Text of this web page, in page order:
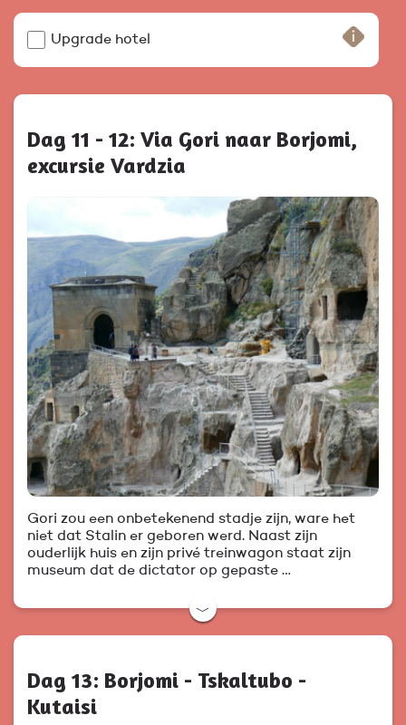
Upgrade hotel
Dag 11 - 12: Via Gori naar Borjomi,
excursie Vardzia
Gori zou een onbetekenend stadje zijn, ware het
niet dat Stalin er geboren werd. Naast zijn
ouderlijk huis en zijn privé treinwagon staat zijn
museum dat de dictator op gepaste …
﹀
Dag 13: Borjomi - Tskaltubo -
Kutaisi